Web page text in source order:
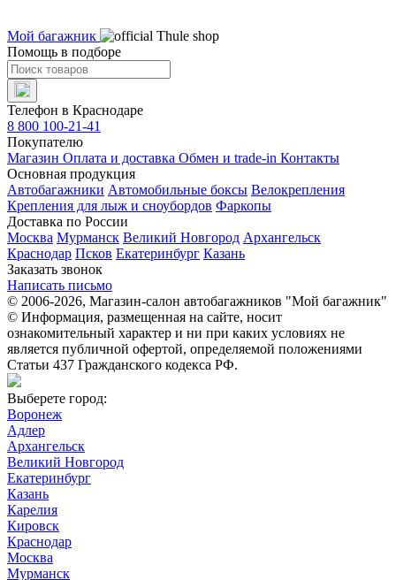
Мой багажник
Помощь в подборе
Телефон в Краснодаре
8 800 100-21-41
Покупателю
Магазин Оплата и доставка Обмен и trade-in Контакты
Основная продукция
Автобагажники Автомобильные боксы Велокрепления
Крепления для лыж и сноубордов Фаркопы
Доставка по России
Москва Мурманск Великий Новгород Архангельск
Краснодар Псков Екатеринбург Казань
Заказать звонок
Написать письмо
© 2006-2026, Магазин-салон автобагажников "Мой багажник"
© Информация, размещенная на сайте, носит
ознакомительный характер и ни при каких условиях не
является публичной офертой, определяемой положениями
Статьи 437 Гражданского кодекса РФ.
Выберете город:
Воронеж
Адлер
Архангельск
Великий Новгород
Екатеринбург
Казань
Карелия
Кировск
Краснодар
Москва
Мурманск